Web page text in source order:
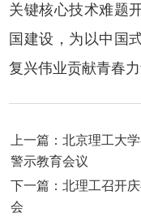
关键核心技术难题
国建设，为以中国
复兴伟业贡献青春力
上一篇：北京理工大
警示教育会议
下一篇：北理工召开
会